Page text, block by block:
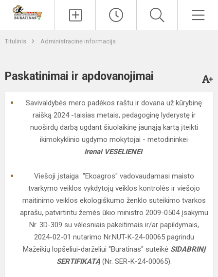
Titulinis Administracinė informacija
Paskatinimai ir apdovanojimai
Savivaldybės mero padėkos raštu ir dovana už kūrybinę
raišką 2024 -taisias metais, pedagoginę lyderystę ir
nuoširdų darbą ugdant šiuolaikinę jaunąją kartą įteikti
ikimokyklinio ugdymo mokytojai - metodininkei
Irenai VESELIENEI.
Viešoji įstaiga "Ekoagros" vadovaudamasi maisto
tvarkymo veiklos vykdytojų veiklos kontrolės ir viešojo
maitinimo veiklos ekologiškumo ženklo suteikimo tvarkos
aprašu, patvirtintu žemės ūkio ministro 2009-0504 įsakymu
Nr. 3D-309 su vėlesniais pakeitimais ir/ar papildymais,
2024-02-01 nutarimo Nr.NUT-K-24-00065 pagrindu
Mažeikių lopšeliui-darželiui "Buratinas" suteikė SIDABRINĮ
SERTIFIKATĄ(Nr. SER-K-24-00065).